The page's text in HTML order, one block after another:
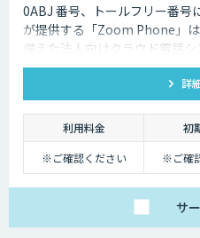
0ABJ 番号、トールフリー番号
が提供する「Zoom Phone」
備えた法人向けクラウド電話
（PBX）を必要としないため
詳
利用料金 初
※ご確認ください
※ご確
サ